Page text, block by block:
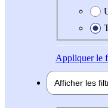
Appliquerle
Afficher les